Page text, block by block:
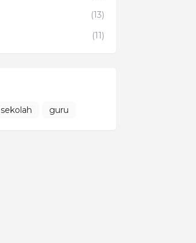
(13)
(11)
sekolah guru